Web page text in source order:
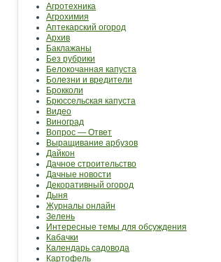
Агротехника
Агрохимия
Аптекарский огород
Архив
Баклажаны
Без рубрики
Белокочанная капуста
Болезни и вредители
Брокколи
Брюссельская капуста
Видео
Виноград
Вопрос — Ответ
Выращивание арбузов
Дайкон
Дачное строительство
Дачные новости
Декоративный огород
Дыня
Журналы онлайн
Зелень
Интересные темы для обсуждения
Кабачки
Календарь садовода
Картофель